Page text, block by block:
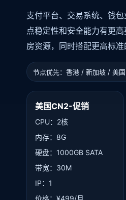
支付平台、交易系统、钱
点稳定性和安全能力有更
房资源，同时搭配更高标
节点优先：香港 / 新加坡 / 美
美国CN2-促销
CPU：2核
内存：8G
硬盘：1000GB SATA
带宽：30M
IP：1